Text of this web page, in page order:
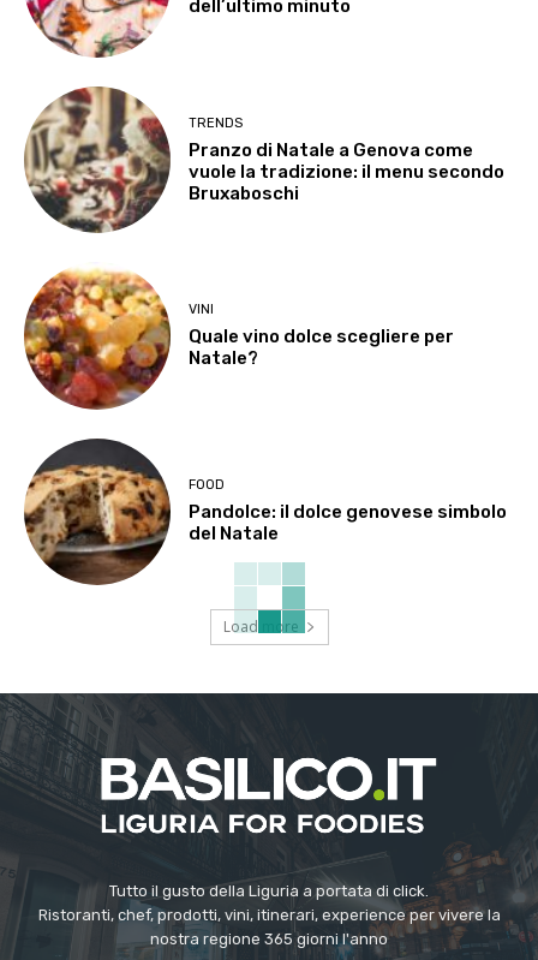
dell’ultimo minuto
TRENDS
Pranzo di Natale a Genova come
vuole la tradizione: il menu secondo
Bruxaboschi
VINI
Quale vino dolce scegliere per
Natale?
FOOD
Pandolce: il dolce genovese simbolo
del Natale
Load more
Tutto il gusto della Liguria a portata di click.
Ristoranti, chef, prodotti, vini, itinerari, experience per vivere la
nostra regione 365 giorni l'anno